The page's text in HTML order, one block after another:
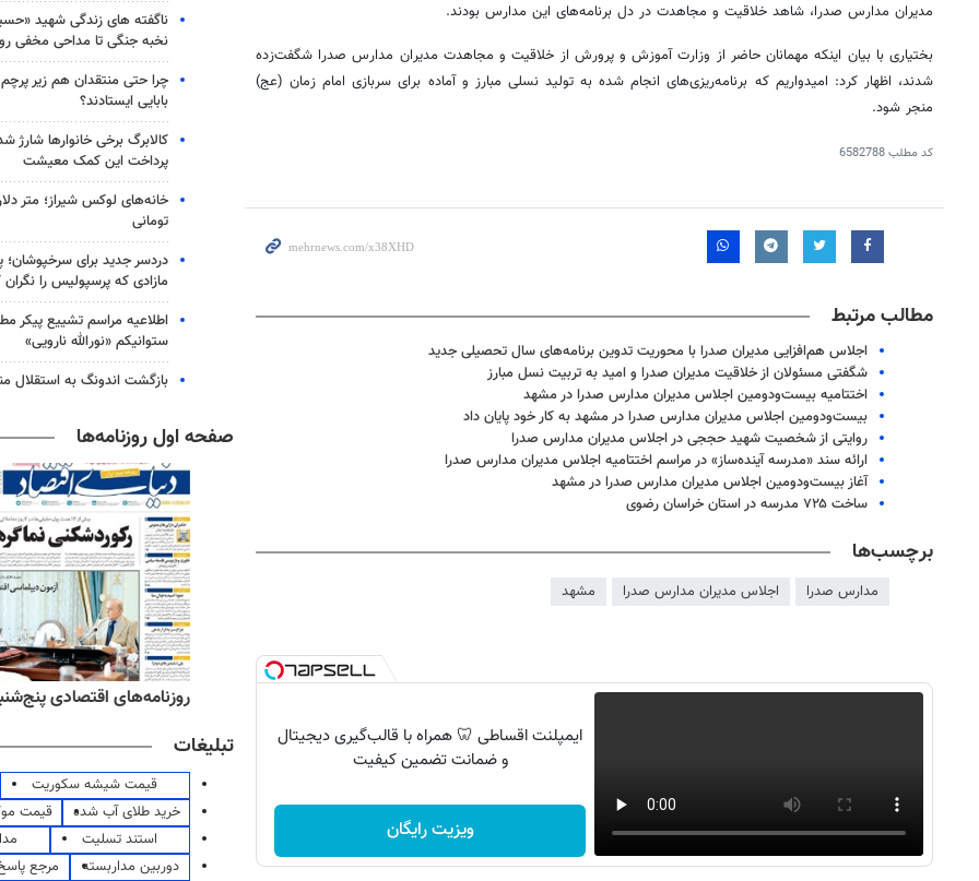
مدیران مدارس صدرا، شاهد خلاقیت و مجاهدت در دل برنامه‌های این مدارس بودند.
بختیاری با بیان اینکه مهمانان حاضر از وزارت آموزش و پرورش از خلاقیت و مجاهدت مدیران مدارس صدرا شگفت‌زده
شدند، اظهار کرد: امیدواریم که برنامه‌ریزی‌های انجام شده به تولید نسلی مبارز و آماده برای سربازی امام زمان (عج)
منجر شود.
کد مطلب6582788
مطالب مرتبط
اجلاس هم‌افزایی مدیران صدرا با محوریت تدوین برنامه‌های سال تحصیلی جدید
شگفتی مسئولان از خلاقیت مدیران صدرا و امید به تربیت نسل مبارز
اختتامیه بیست‌ودومین اجلاس مدیران مدارس صدرا در مشهد
بیست‌ودومین اجلاس مدیران مدارس صدرا در مشهد به کار خود پایان داد
روایتی از شخصیت شهید حججی در اجلاس مدیران مدارس صدرا
ارائه سند «مدرسه آینده‌ساز» در مراسم اختتامیه اجلاس مدیران مدارس صدرا
آغاز بیست‌ودومین اجلاس مدیران مدارس صدرا در مشهد
ساخت ۷۲۵ مدرسه در استان خراسان رضوی
برچسب‌ها
مدارس صدرا اجلاس مدیران مدارس صدرا مشهد
ایمپلنت اقساطی 🦷 همراه با قالب‌گیری دیجیتال
و ضمانت تضمین کیفیت
ویزیت رایگان
ناگفته های زندگی شهید
نخبه جنگی تا مداحی مخفی
چرا حتی منتقدان هم زیر
بابایی ایستادند؟
کالابرگ برخی خانوارها شارژ
پرداخت این کمک معیشت
خانه‌های لوکس شیراز؛ متر
تومانی
دردسر جدید برای سرخپوشان؛
مازادی که پرسپولیس را نگران
اطلاعیه مراسم تشییع پیکر
ستوانیکم «نورالله نارویی»
بازگشت اندونگ به استقلال
صفحه اول روزنامه‌ها
روزنامه‌های اقتصادی چهارشنبه ۱۴ مرداد ۱۴۰۵ روزنامه‌های اقتصادی پنج‌شنبه ۱۵ مرداد
تبلیغات
قیمت شیشه سکوریت
خرید طلای آب شده
قیمت
استند تسلیت
دوربین مداربسته
مرجع